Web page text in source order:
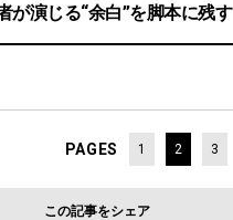
が演じる“余白”を脚本に残す
PAGES 1 2 3
この記事をシェア